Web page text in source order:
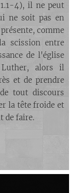
4), il ne peut
ne soit pas en
comme
scission entre
de l'église
Luther, alors il
et de prendre
tout discours
la tête froide et
de faire.